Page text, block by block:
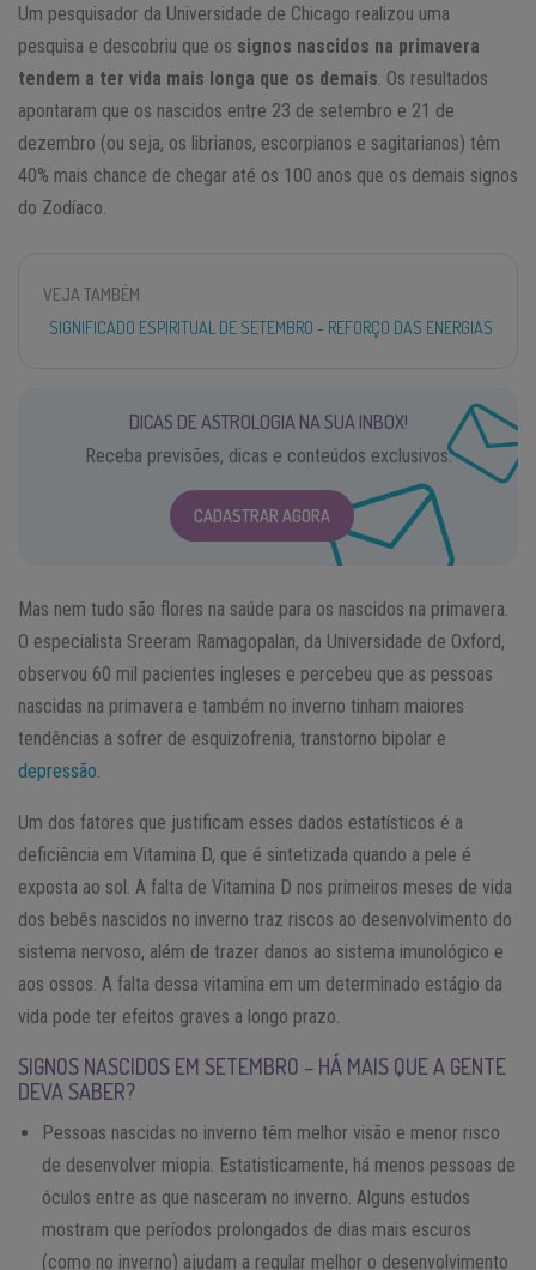
Um pesquisador da Universidade de Chicago realizou uma
pesquisa e descobriu que os signos nascidos na primavera
tendem a ter vida mais longa que os demais . Os resultados
apontaram que os nascidos entre 23 de setembro e 21 de
dezembro (ou seja, os librianos, escorpianos e sagitarianos) têm
40% mais chance de chegar até os 100 anos que os demais signos
do Zodíaco.
VEJA TAMBÉM
SIGNIFICADO ESPIRITUAL DE SETEMBRO - REFORÇO DAS ENERGIAS
DICAS DE ASTROLOGIA NA SUA INBOX!
Receba previsões, dicas e conteúdos exclusivos.
CADASTRAR AGORA
Mas nem tudo são flores na saúde para os nascidos na primavera.
O especialista Sreeram Ramagopalan, da Universidade de Oxford,
observou 60 mil pacientes ingleses e percebeu que as pessoas
nascidas na primavera e também no inverno tinham maiores
tendências a sofrer de esquizofrenia, transtorno bipolar e
depressão
Um dos fatores que justificam esses dados estatísticos é a
deficiência em Vitamina D, que é sintetizada quando a pele é
exposta ao sol. A falta de Vitamina D nos primeiros meses de vida
dos bebês nascidos no inverno traz riscos ao desenvolvimento do
sistema nervoso, além de trazer danos ao sistema imunológico e
aos ossos. A falta dessa vitamina em um determinado estágio da
vida pode ter efeitos graves a longo prazo.
SIGNOS NASCIDOS EM SETEMBRO – HÁ MAIS QUE A GENTE
DEVA SABER?
Pessoas nascidas no inverno têm melhor visão e menor risco
de desenvolver miopia. Estatisticamente, há menos pessoas de
óculos entre as que nasceram no inverno. Alguns estudos
mostram que períodos prolongados de dias mais escuros
(como no inverno) ajudam a regular melhor o desenvolvimento